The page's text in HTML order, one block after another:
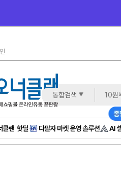
통합검색